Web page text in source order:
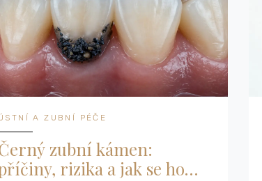
A ZUBNÍ PÉČE
zubní kámen:
rizika a jak se ho